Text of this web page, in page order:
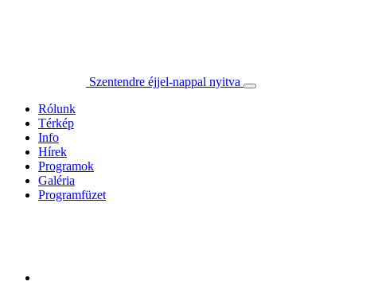
Szentendre éjjel-nappal nyitva
Rólunk
Térkép
Info
Hírek
Programok
Galéria
Programfüzet